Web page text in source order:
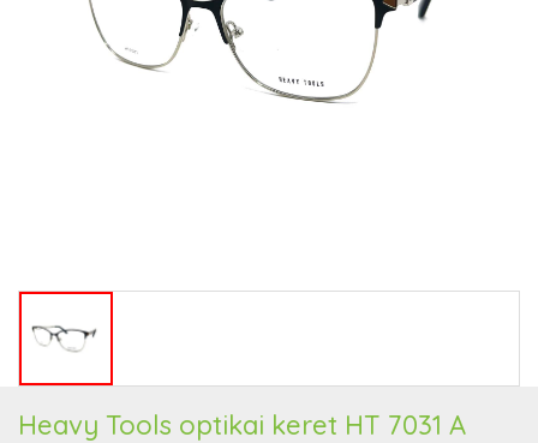
Heavy Tools optikai keret HT 7031 A